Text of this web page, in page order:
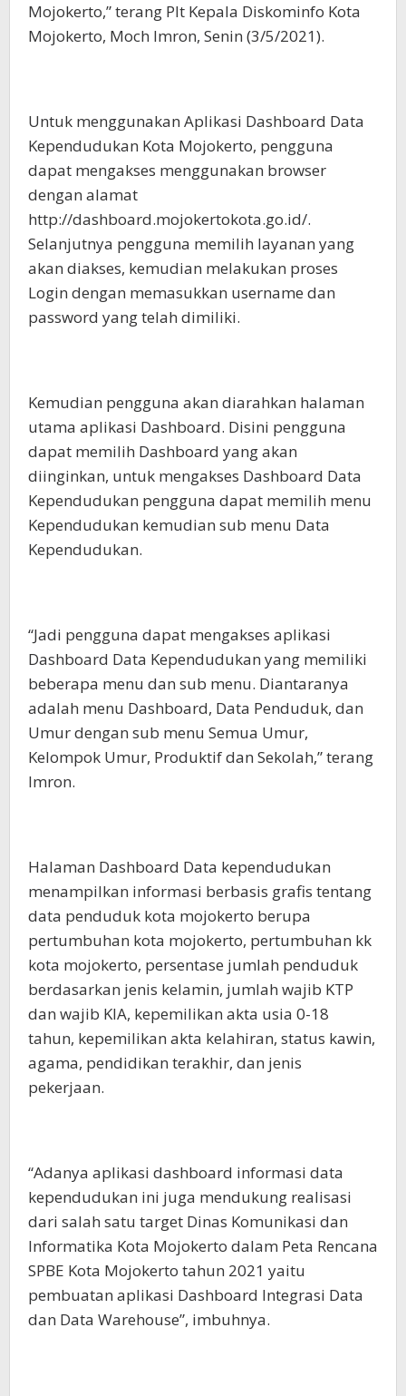
Mojokerto,” terang Plt Kepala Diskominfo Kota
Mojokerto, Moch Imron, Senin (3/5/2021).
Untuk menggunakan Aplikasi Dashboard Data
Kependudukan Kota Mojokerto, pengguna
dapat mengakses menggunakan browser
dengan alamat
http://dashboard.mojokertokota.go.id/.
Selanjutnya pengguna memilih layanan yang
akan diakses, kemudian melakukan proses
Login dengan memasukkan username dan
password yang telah dimiliki.
Kemudian pengguna akan diarahkan halaman
utama aplikasi Dashboard. Disini pengguna
dapat memilih Dashboard yang akan
diinginkan, untuk mengakses Dashboard Data
Kependudukan pengguna dapat memilih menu
Kependudukan kemudian sub menu Data
Kependudukan.
“Jadi pengguna dapat mengakses aplikasi
Dashboard Data Kependudukan yang memiliki
beberapa menu dan sub menu. Diantaranya
adalah menu Dashboard, Data Penduduk, dan
Umur dengan sub menu Semua Umur,
Kelompok Umur, Produktif dan Sekolah,” terang
Imron.
Halaman Dashboard Data kependudukan
menampilkan informasi berbasis grafis tentang
data penduduk kota mojokerto berupa
pertumbuhan kota mojokerto, pertumbuhan kk
kota mojokerto, persentase jumlah penduduk
berdasarkan jenis kelamin, jumlah wajib KTP
dan wajib KIA, kepemilikan akta usia 0-18
tahun, kepemilikan akta kelahiran, status kawin,
agama, pendidikan terakhir, dan jenis
pekerjaan.
“Adanya aplikasi dashboard informasi data
kependudukan ini juga mendukung realisasi
dari salah satu target Dinas Komunikasi dan
Informatika Kota Mojokerto dalam Peta Rencana
SPBE Kota Mojokerto tahun 2021 yaitu
pembuatan aplikasi Dashboard Integrasi Data
dan Data Warehouse”, imbuhnya.